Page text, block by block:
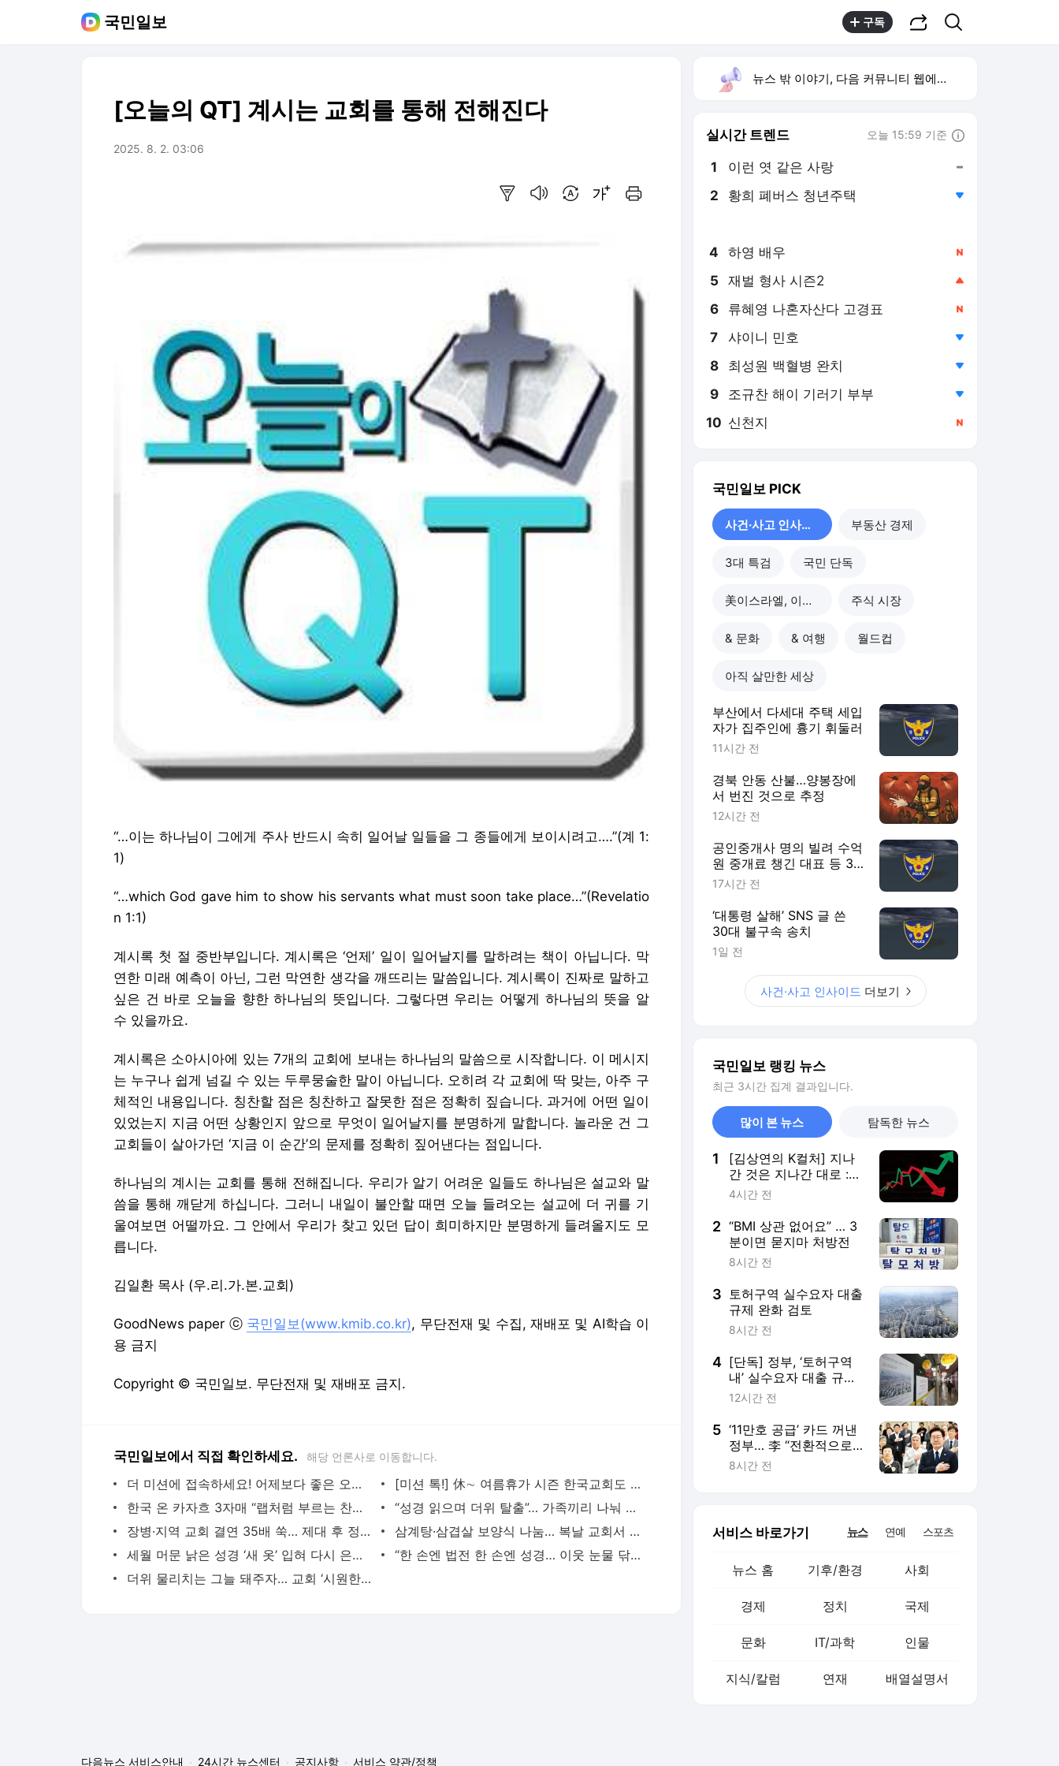
국민일보 구독
[오늘의 QT] 계시는 교회를 통해 전해진다
2025. 8. 2. 03:06
“…이는 하나님이 그에게 주사 반드시 속히 일어날 일들을 그 종들에게 보이시려고….”(계 1:
1)
“…which God gave him to show his servants what must soon take place…”(Revelatio
n 1:1)
계시록 첫 절 중반부입니다. 계시록은 ‘언제’ 일이 일어날지를 말하려는 책이 아닙니다. 막
연한 미래 예측이 아닌, 그런 막연한 생각을 깨뜨리는 말씀입니다. 계시록이 진짜로 말하고
싶은 건 바로 오늘을 향한 하나님의 뜻입니다. 그렇다면 우리는 어떻게 하나님의 뜻을 알
수 있을까요.
계시록은 소아시아에 있는 7개의 교회에 보내는 하나님의 말씀으로 시작합니다. 이 메시지
는 누구나 쉽게 넘길 수 있는 두루뭉술한 말이 아닙니다. 오히려 각 교회에 딱 맞는, 아주 구
체적인 내용입니다. 칭찬할 점은 칭찬하고 잘못한 점은 정확히 짚습니다. 과거에 어떤 일이
있었는지 지금 어떤 상황인지 앞으로 무엇이 일어날지를 분명하게 말합니다. 놀라운 건 그
교회들이 살아가던 ‘지금 이 순간’의 문제를 정확히 짚어낸다는 점입니다.
하나님의 계시는 교회를 통해 전해집니다. 우리가 알기 어려운 일들도 하나님은 설교와 말
씀을 통해 깨닫게 하십니다. 그러니 내일이 불안할 때면 오늘 들려오는 설교에 더 귀를 기
울여보면 어떨까요. 그 안에서 우리가 찾고 있던 답이 희미하지만 분명하게 들려올지도 모
릅니다.
김일환 목사 (우.리.가.본.교회)
GoodNews paper ⓒ 국민일보(www.kmib.co.kr), 무단전재 및 수집, 재배포 및 AI학습 이
용 금지
Copyright © 국민일보. 무단전재 및 재배포 금지.
국민일보에서 직접 확인하세요. 해당 언론사로 이동합니다.
더 미션에 접속하세요! 어제보다 좋은 오늘이 열립니다 [더미션 바로가기]
[미션 톡!] 休∼ 여름휴가 시즌 한국교회도 쉬어갑니다
한국 온 카자흐 3자매 “랩처럼 부르는 찬송에 깜짝”
“성경 읽으며 더위 탈출”… 가족끼리 나눠 읽기·퀴즈·특강도
장병·지역 교회 결연 35배 쑥… 제대 후 정착은 가뭄에 콩나듯
삼계탕·삼겹살 보양식 나눔… 복날 교회서 福을 드려요
세월 머문 낡은 성경 ‘새 옷’ 입혀 다시 은혜를 읽다
“한 손엔 법전 한 손엔 성경… 이웃 눈물 닦는 국선 변호·목회는 통하죠”
더위 물리치는 그늘 돼주자… 교회 ‘시원한 사역’
뉴스 밖 이야기, 다음 커뮤니티 웹에서 보기
실시간 트렌드 오늘 15:59 기준
1 이런 엿 같은 사랑
2 황희 폐버스 청년주택
4 하영 배우
5 재벌 형사 시즌2
6 류혜영 나혼자산다 고경표
7 샤이니 민호
8 최성원 백혈병 완치
9 조규찬 해이 기러기 부부
10 신천지
국민일보 PICK
사건·사고 인사이드 부동산 경제
3대 특검 국민 단독
美이스라엘, 이란 공습 주식 시장
& 문화 & 여행 월드컵
아직 살만한 세상
부산에서 다세대 주택 세입
자가 집주인에 흉기 휘둘러
11시간 전
경북 안동 산불…양봉장에
서 번진 것으로 추정
12시간 전
공인중개사 명의 빌려 수억
원 중개료 챙긴 대표 등 3
명 송치
17시간 전
‘대통령 살해’ SNS 글 쓴
30대 불구속 송치
1일 전
사건·사고 인사이드 더보기
국민일보 랭킹 뉴스
최근 3시간 집계 결과입니다.
많이 본 뉴스 탐독한 뉴스
1
[김상연의 K컬처] 지나
간 것은 지나간 대로 :
주식시장이 우리에게 남
4시간 전
2 “BMI 상관 없어요” … 3
분이면 묻지마 처방전
8시간 전
3 토허구역 실수요자 대출
규제 완화 검토
8시간 전
4 [단독] 정부, ‘토허구역
내’ 실수요자 대출 규제
완화 검토
12시간 전
5 ‘11만호 공급’ 카드 꺼낸
정부… 李 “전환적으로
과감히 실천”
8시간 전
서비스 바로가기 뉴스 연예 스포츠
뉴스 홈 기후/환경 사회
경제 정치 국제
문화 IT/과학 인물
지식/칼럼 연재 배열설명서
다음뉴스 서비스안내 24시간 뉴스센터 공지사항 서비스 약관/정책